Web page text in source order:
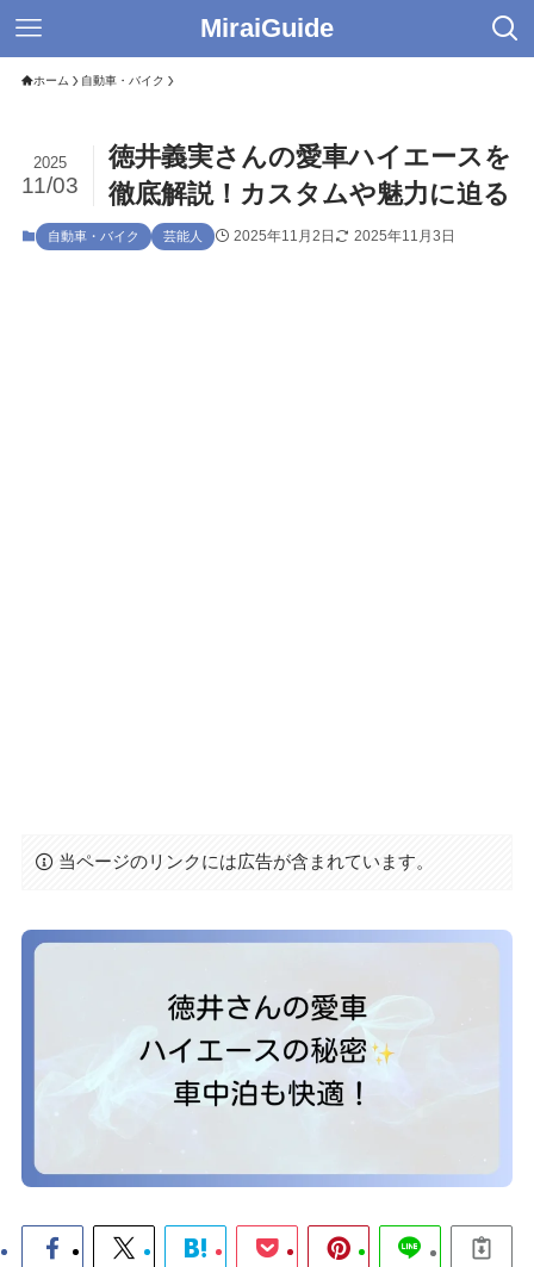
MiraiGuide
ホーム 自動車・バイク
徳井義実さんの愛車ハイエースを
徹底解説！カスタムや魅力に迫る
2025
11/03
自動車・バイク 芸能人 2025年11月2日 2025年11月3日
当ページのリンクには広告が含まれています。